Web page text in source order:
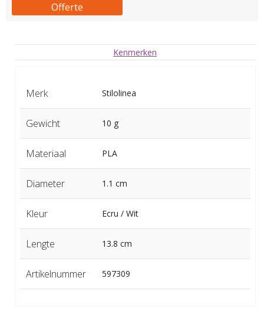
Offerte
Kenmerken
Merk Stilolinea
Gewicht 10 g
Materiaal PLA
Diameter 1.1 cm
Kleur Ecru / Wit
Lengte 13.8 cm
Artikelnummer 597309